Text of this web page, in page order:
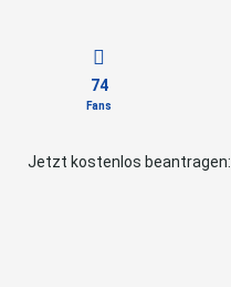
74
Fans
Jetzt kostenlos beantragen: